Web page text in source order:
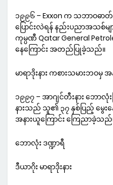
၁၉၉၆ – Exxon က သဘာဝဓာ
ပြောင်းလဲရန် နည်းပညာအသစ်မျ
ကုမ္ပဏီ Qatar General
နေကြောင်း အတည်ပြုခဲ့သည်။
မာရာဒိုးနား ကစားသမားဘဝမှ အ
၁၉၉၇ – အာဂျင်တီးနား ဘောလုံ
နားသည် သူ၏ ၃၇ နှစ်ပြည့် မွေ
အနားယူကြောင်း ကြေညာခဲ့သည်
ဘောလုံး ဒဏ္ဍာရီ
ဒီယာဂိုး မာရာဒိုးနား